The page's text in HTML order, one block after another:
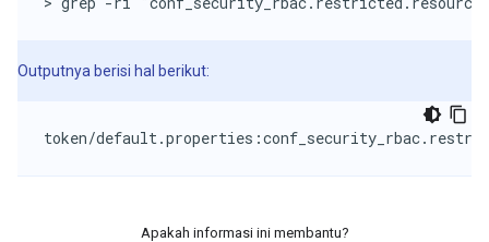
Outputnya berisi hal berikut:
token/
Apakah informasi ini membantu?